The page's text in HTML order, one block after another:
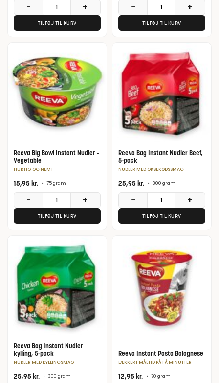
− +
TILFØJ TIL KURV
− +
TILFØJ TIL KURV
Reeva Big Bowl Instant Nudler -
Vegetable
HURTIG OG NEMT
15,95kr. • 75 gram
− +
TILFØJ TIL KURV
Reeva Bag Instant Nudler Beef,
5-pack
NUDLER MED OKSEKØDSSMAG
25,95kr. • 300 gram
− +
TILFØJ TIL KURV
Reeva Bag Instant Nudler
kylling, 5-pack
NUDLER MED KYLLINGSMAG
25,95kr. • 300 gram
Reeva Instant Pasta Bolognese
LÆKKERT MÅLTID PÅ FÅ MINUTTER
12,95kr. • 70 gram